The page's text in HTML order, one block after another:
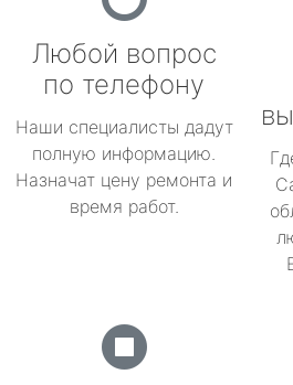
Любой вопрос
по телефону
Наши специалисты дадут
полную информацию.
Назначат цену ремонта и
время работ.